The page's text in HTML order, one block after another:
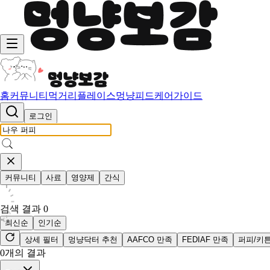
홈커뮤니티 먹거리 플레이스멍냥피드케어가이드
로그인
커뮤니티 사료 영양제 간식
검색 결과 0
최신순
인기순
상세 필터
멍냥닥터 추천 AAFCO 만족 FEDIAF 만족 퍼피/키
0개의 결과